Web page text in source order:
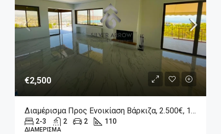
€2,500
Διαμέρισμα Προς Ενοικίαση Βάρκιζα, 2.500€, 110 Τ.μ.
2-3 2 2 110
ΔΙΑΜΈΡΙΣΜΑ